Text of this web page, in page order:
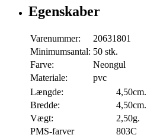
Egenskaber
Varenummer:
20631801
Minimumsantal: 50 stk.
Farve:
Neongul
Materiale:
pvc
Længde:
4,50cm.
Bredde:
4,50cm.
Vægt:
2,50g.
PMS-farver
803C